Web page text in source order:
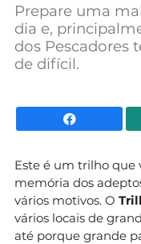
Prepare uma
dia e,
dos Pescadores
de difícil.
Este é um trilho que
memória dos
vários motivos. O
vários locais de
até porque grande